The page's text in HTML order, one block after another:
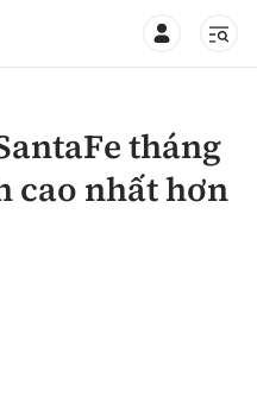
XÂY DỰNG
tháng
cao nhất hơn